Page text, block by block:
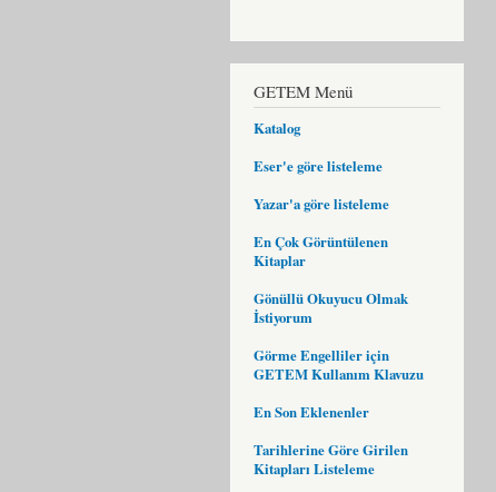
GETEM Menü
Katalog
Eser'e göre listeleme
Yazar'a göre listeleme
En Çok Görüntülenen
Kitaplar
Gönüllü Okuyucu Olmak
İstiyorum
Görme Engelliler için
GETEM Kullanım Klavuzu
En Son Eklenenler
Tarihlerine Göre Girilen
Kitapları Listeleme